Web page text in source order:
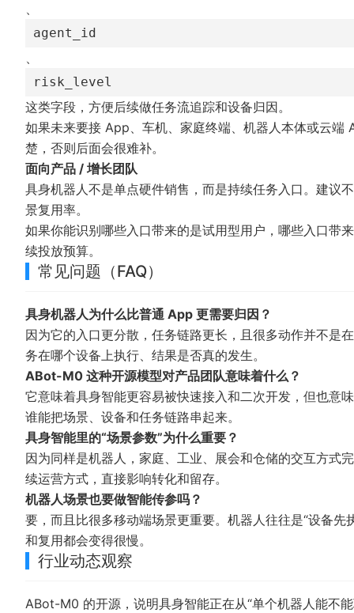
、
agent_id
、
risk_level
这类字段，方便后续做任务流追踪和设备归因。
如果未来要接 App、车机、家庭终端、机器人本体或云
楚，否则后面会很难补。
面向产品 / 增长团队
具身机器人不是单点硬件销售，而是持续任务入口。建议
景复用率。
如果你能识别哪些入口带来的是试用型用户，哪些入口带
续投放预算。
常见问题（FAQ）
具身机器人为什么比普通 App 更需要归因？
因为它的入口更分散，任务链路更长，且很多动作并不是
务在哪个设备上执行、结果是否真的发生。
ABot-M0 这种开源模型对产品团队意味着什么？
它意味着具身智能更容易被快速接入和二次开发，但也意
谁能把场景、设备和任务链路串起来。
具身智能里的“场景参数”为什么重要？
因为同样是机器人，家庭、工业、展会和仓储的交互方式
续运营方式，直接影响转化和留存。
机器人场景也要做智能传参吗？
要，而且比很多移动端场景更重要。机器人往往是“设备
和复用都会变得很慢。
行业动态观察
ABot-M0 的开源，说明具身智能正在从“单个机器人能不